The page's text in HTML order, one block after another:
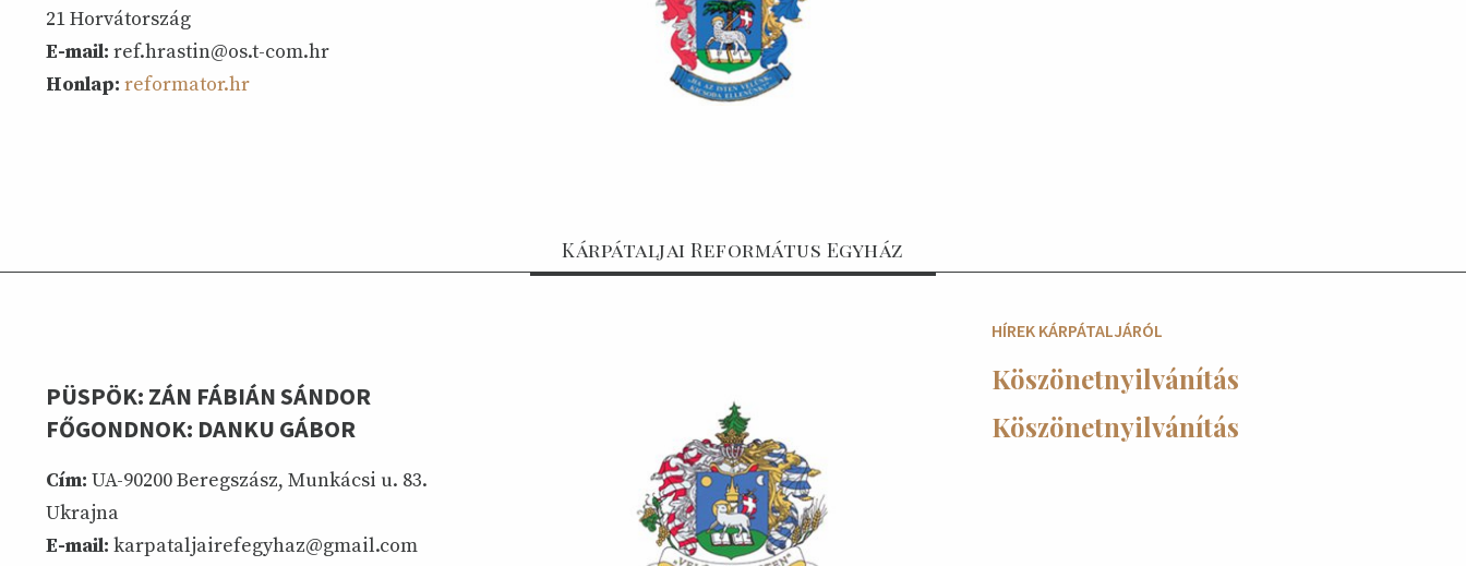
21 Horvátország
E-mail: ref.hrastin@os.t-com.hr
Honlap: reformator.hr
Kárpátaljai Református Egyház
PÜSPÖK: ZÁN FÁBIÁN SÁNDOR
FŐGONDNOK: DANKU GÁBOR
Cím: UA-90200 Beregszász, Munkácsi u. 83.
Ukrajna
E-mail: karpataljairefegyhaz@gmail.com
HÍREK KÁRPÁTALJÁRÓL
Köszönetnyilvánítás
Köszönetnyilvánítás